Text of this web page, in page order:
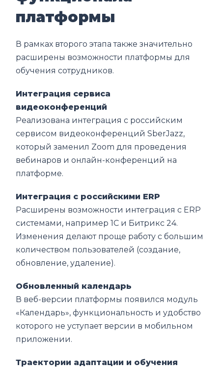
платформы
В рамках второго этапа также значительно
расширены возможности платформы для
обучения сотрудников.
Интеграция сервиса
видеоконференций
Реализована интеграция с российским
сервисом видеоконференций SberJazz,
который заменил Zoom для проведения
вебинаров и онлайн-конференций на
платформе.
Интеграция с российскими ERP
Расширены возможности интеграция с ERP
системами, например 1С и Битрикс 24.
Изменения делают проще работу с большим
количеством пользователей (создание,
обновление, удаление).
Обновленный календарь
В веб-версии платформы появился модуль
«Календарь», функциональность и удобство
которого не уступает версии в мобильном
приложении.
Траектории адаптации и обучения